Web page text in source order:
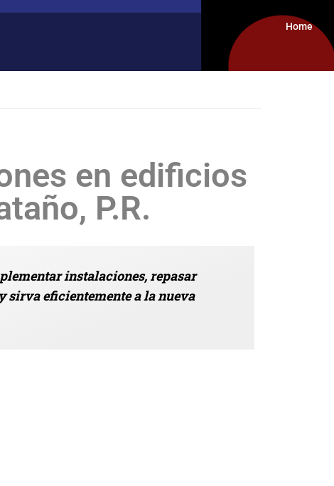
Home
en edificios
P.R.
instalaciones, repasar
sirva eficientemente a la nueva